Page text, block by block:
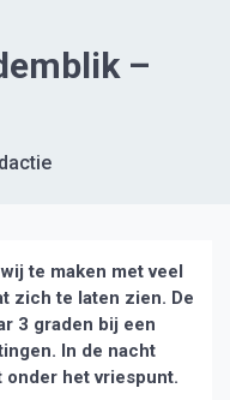
–
te maken met veel
zich te laten zien. De
3 graden bij een
In de nacht
onder het vriespunt.